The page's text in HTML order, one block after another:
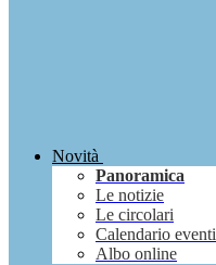
Novità
Panoramica
Le notizie
Le circolari
Calendario eventi
Albo online